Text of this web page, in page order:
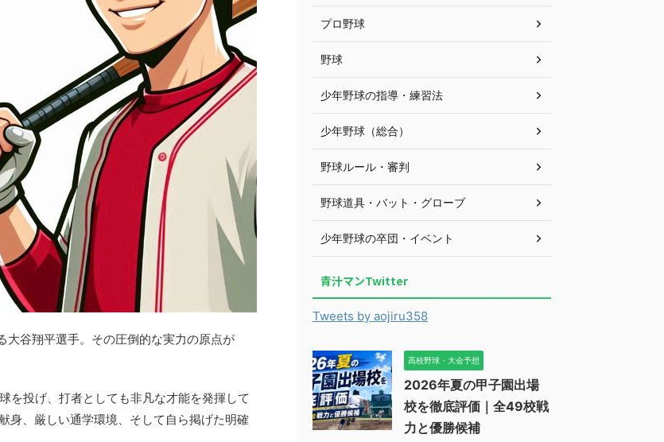
大谷翔平選手。その圧倒的な実力の原点が
を投げ、打者としても非凡な才能を発揮して
身、厳しい通学環境、そして自ら掲げた明確
プロ野球
野球
少年野球の指導・練習法
少年野球（総合）
野球ルール・審判
野球道具・バット・グローブ
少年野球の卒団・イベント
青汁マンTwitter
Tweets by aojiru358
高校野球・大会予想
2026年夏の甲子園出場
校を徹底評価｜全49校戦
力と優勝候補